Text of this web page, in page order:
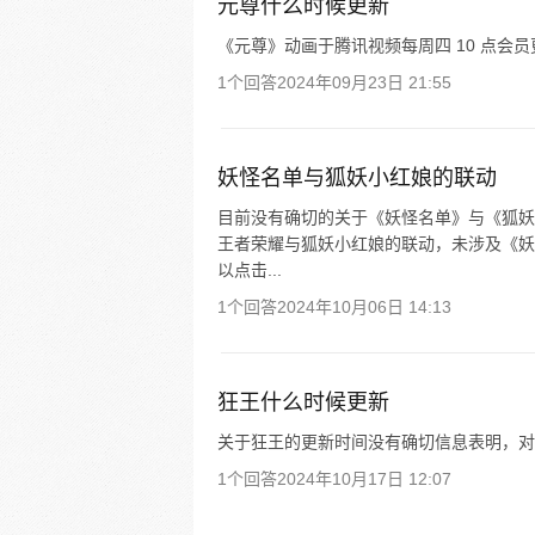
元尊什么时候更新
《元尊》动画于腾讯视频每周四 10 点会
1个回答2024年09月23日 21:55
妖怪名单与狐妖小红娘的联动
目前没有确切的关于《妖怪名单》与《狐
王者荣耀与狐妖小红娘的联动，未涉及《
以点击...
1个回答2024年10月06日 14:13
狂王什么时候更新
关于狂王的更新时间没有确切信息表明，
1个回答2024年10月17日 12:07